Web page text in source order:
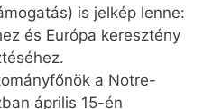
is jelkép lenne:
és Európa keresztény
a Notre-
április 15-én